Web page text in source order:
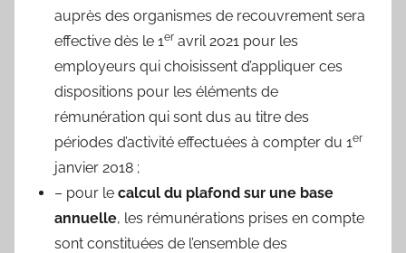
auprès des organismes de recouvrement sera
effective dès le 1er avril 2021 pour les
employeurs qui choisissent d’appliquer ces
dispositions pour les éléments de
rémunération qui sont dus au titre des
périodes d’activité effectuées à compter du 1er
janvier 2018 ;
– pour le calcul du plafond sur une base
annuelle, les rémunérations prises en compte
sont constituées de l’ensemble des